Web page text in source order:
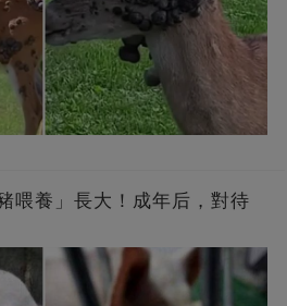
喂養」長大！成年后，對待